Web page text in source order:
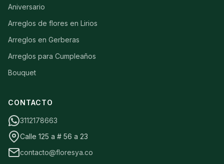
Aniversario
Arreglos de flores en Lirios
Arreglos en Gerberas
Arreglos para Cumpleaños
Bouquet
CONTACTO
3112178663
Calle 125 a # 56 a 23
contacto@floresya.co